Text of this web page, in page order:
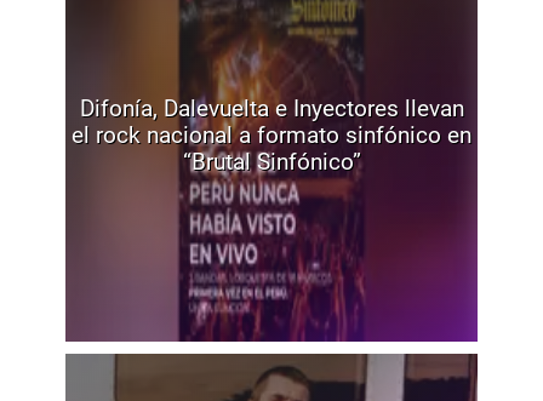
Difonía, Dalevuelta e Inyectores llevan
el rock nacional a formato sinfónico en
“Brutal Sinfónico”